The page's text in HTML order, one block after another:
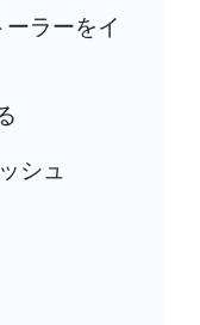
ラーをイ
シュ